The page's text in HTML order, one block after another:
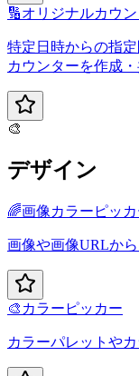
🔢オリジナルカウ
特定日時からの指
カウンターを作成
🎨
デザイン
🌈画像カラーピッカ
画像や画像URLか
🎨 カラーピッカー
カラーパレットや